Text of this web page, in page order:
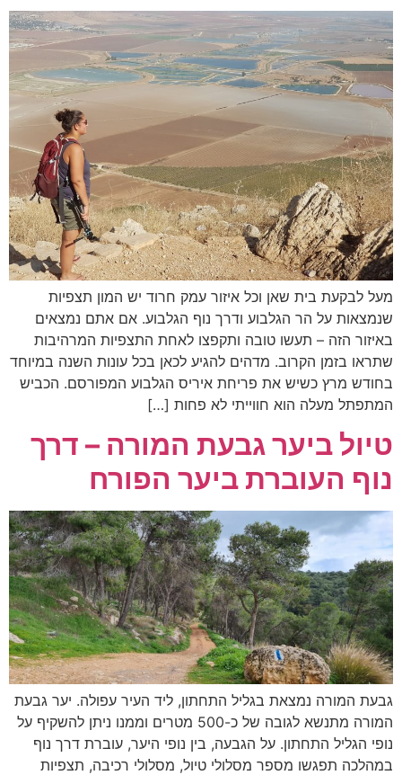
מעל לבקעת בית שאן וכל איזור עמק חרוד יש המון תצפיות
שנמצאות על הר הגלבוע ודרך נוף הגלבוע. אם אתם נמצאים
באיזור הזה – תעשו טובה ותקפצו לאחת התצפיות המרהיבות
שתראו בזמן הקרוב. מדהים להגיע לכאן בכל עונות השנה במיוחד
בחודש מרץ כשיש את פריחת איריס הגלבוע המפורסם. הכביש
המתפתל מעלה הוא חווייתי לא פחות […]
טיול ביער גבעת המורה – דרך
נוף העוברת ביער הפורח
גבעת המורה נמצאת בגליל התחתון, ליד העיר עפולה. יער גבעת
המורה מתנשא לגובה של כ-500 מטרים וממנו ניתן להשקיף על
נופי הגליל התחתון. על הגבעה, בין נופי היער, עוברת דרך נוף
במהלכה תפגשו מספר מסלולי טיול, מסלולי רכיבה, תצפיות